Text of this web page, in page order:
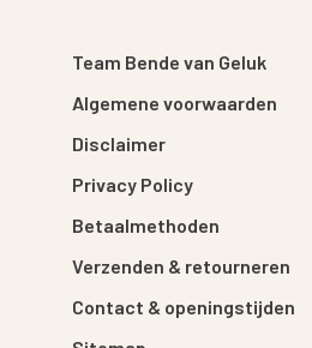
Team Bende van Geluk
Algemene voorwaarden
Disclaimer
Privacy Policy
Betaalmethoden
Verzenden & retourneren
Contact & openingstijden